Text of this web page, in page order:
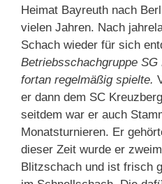
Heimat Bayreuth nach
vielen Jahren. Nach
Schach wieder für sich
Betriebsschachgruppe SG
fortan regelmäßig spielte.
er dann dem SC
seitdem war er auch
Monatsturnieren. Er
dieser Zeit wurde er
Blitzschach und ist frisch